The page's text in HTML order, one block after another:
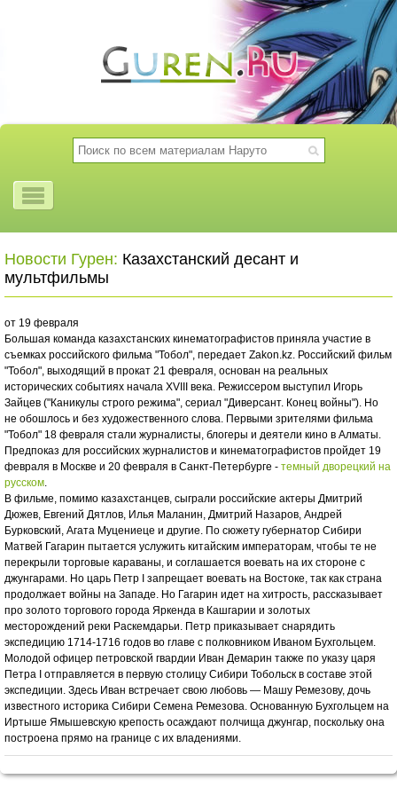
Новости Гурен: Казахстанский десант и
мультфильмы
от 19 февраля
Большая команда казахстанских кинематографистов приняла участие в
съемках российского фильма "Тобол", передает Zakon.kz. Российский фильм
"Тобол", выходящий в прокат 21 февраля, основан на реальных
исторических событиях начала XVIII века. Режиссером выступил Игорь
Зайцев ("Каникулы строго режима", сериал "Диверсант. Конец войны"). Но
не обошлось и без художественного слова. Первыми зрителями фильма
"Тобол" 18 февраля стали журналисты, блогеры и деятели кино в Алматы.
Предпоказ для российских журналистов и кинематографистов пройдет 19
февраля в Москве и 20 февраля в Санкт-Петербурге - темный дворецкий на
русском.
В фильме, помимо казахстанцев, сыграли российские актеры Дмитрий
Дюжев, Евгений Дятлов, Илья Маланин, Дмитрий Назаров, Андрей
Бурковский, Агата Муцениеце и другие. По сюжету губернатор Сибири
Матвей Гагарин пытается услужить китайским императорам, чтобы те не
перекрыли торговые караваны, и соглашается воевать на их стороне с
джунгарами. Но царь Петр I запрещает воевать на Востоке, так как страна
продолжает войны на Западе. Но Гагарин идет на хитрость, рассказывает
про золото торгового города Яркенда в Кашгарии и золотых
месторождений реки Раскемдарьи. Петр приказывает снарядить
экспедицию 1714-1716 годов во главе с полковником Иваном Бухгольцем.
Молодой офицер петровской гвардии Иван Демарин также по указу царя
Петра I отправляется в первую столицу Сибири Тобольск в составе этой
экспедиции. Здесь Иван встречает свою любовь — Машу Ремезову, дочь
известного историка Сибири Семена Ремезова. Основанную Бухгольцем на
Иртыше Ямышевскую крепость осаждают полчища джунгар, поскольку она
построена прямо на границе с их владениями.